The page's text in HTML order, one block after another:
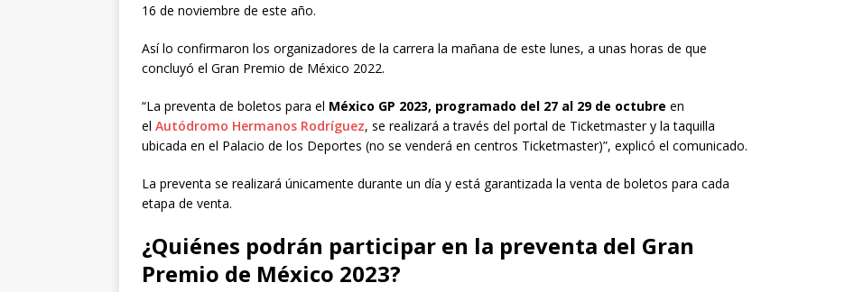
16 de noviembre de este año.
Así lo confirmaron los organizadores de la carrera la mañana de este lunes, a unas horas de que
concluyó el Gran Premio de México 2022.
“La preventa de boletos para el México GP 2023, programado del 27 al 29 de octubre en
el Autódromo Hermanos Rodríguez, se realizará a través del portal de Ticketmaster y la taquilla
ubicada en el Palacio de los Deportes (no se venderá en centros Ticketmaster)”, explicó el comunicado.
La preventa se realizará únicamente durante un día y está garantizada la venta de boletos para cada
etapa de venta.
¿Quiénes podrán participar en la preventa del Gran
Premio de México 2023?